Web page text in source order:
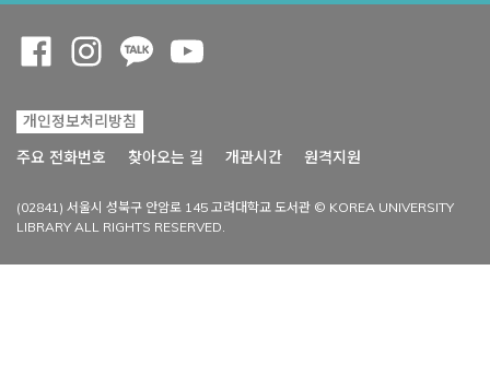
개인정보처리방침
주요 전화번호
찾아오는 길 개관시간 원격지원
(02841) 서울시 성북구 안암로 145 고려대학교 도서관 © KOREA UNIVERSITY
LIBRARY ALL RIGHTS RESERVED.
Opens a new window
Opens a new window
Opens a new window